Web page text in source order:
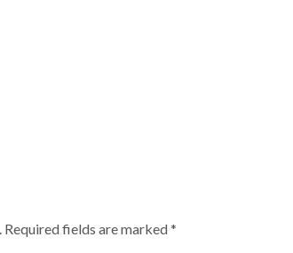
Required fields are marked*